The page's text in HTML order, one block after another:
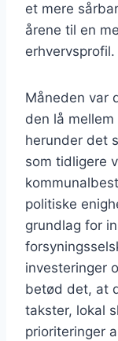
et mere
årene til en
erhvervsprofil.
Måneden var
den lå
herunder det
som tidligere
politiske
grundlag for
investeringer
betød det, at
takster, lokal
prioriteringer